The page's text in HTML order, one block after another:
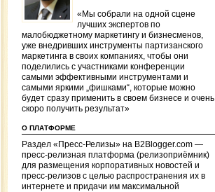
«Мы собрали на одной сцене
лучших экспертов по
малобюджетному маркетингу и бизнесменов,
уже внедривших инструменты партизанского
маркетинга в своих компаниях, чтобы они
поделились с участниками конференции
самыми эффективными инструментами и
самыми яркими „фишками“, которые можно
будет сразу применить в своем бизнесе и очень
скоро получить результат»
О ПЛАТФОРМЕ
Раздел «Пресс-Релизы» на B2Blogger.com —
пресс-релизная платформа (релизоприёмник)
для размещения корпоративных новостей и
пресс-релизов с целью распространения их в
интернете и придачи им максимальной